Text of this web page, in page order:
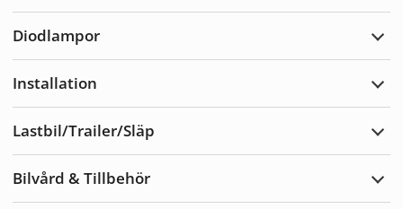
Diodlampor
Installation
Lastbil/Trailer/Släp
Bilvård & Tillbehör